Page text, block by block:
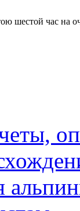
час на